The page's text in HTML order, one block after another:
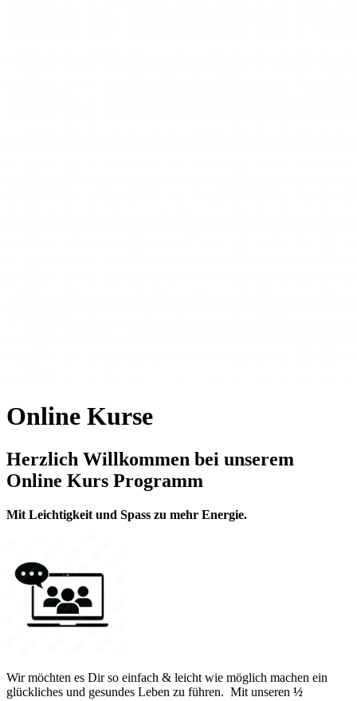
Online Kurse
Herzlich Willkommen bei unserem
Online Kurs Programm
Mit Leichtigkeit und Spass zu mehr Energie.
Wir möchten es Dir so einfach & leicht wie möglich machen ein
glückliches und gesundes Leben zu führen. Mit unseren ½